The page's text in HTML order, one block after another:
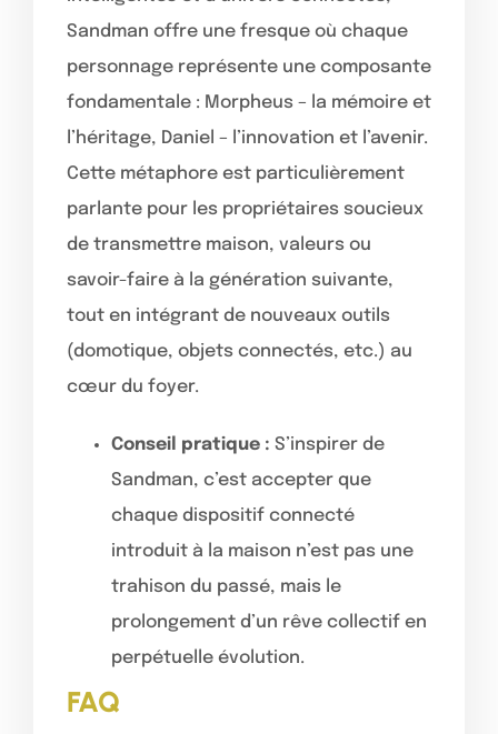
Sandman offre une fresque où chaque
personnage représente une composante
fondamentale : Morpheus – la mémoire et
l’héritage, Daniel – l’innovation et l’avenir.
Cette métaphore est particulièrement
parlante pour les propriétaires soucieux
de transmettre maison, valeurs ou
savoir-faire à la génération suivante,
tout en intégrant de nouveaux outils
(domotique, objets connectés, etc.) au
cœur du foyer.
Conseil pratique : S’inspirer de
Sandman, c’est accepter que
chaque dispositif connecté
introduit à la maison n’est pas une
trahison du passé, mais le
prolongement d’un rêve collectif en
perpétuelle évolution.
FAQ